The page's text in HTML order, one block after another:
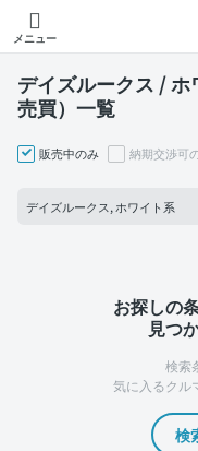
メニュー
デイズルークス /
売買）一覧
販売中のみ 納期交渉可
デイズルークス, ホワイト系
お探しの
見つ
検索
気に入るクル
検